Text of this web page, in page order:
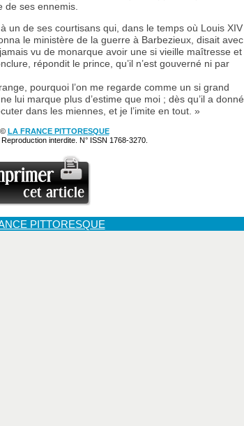
de ses ennemis.
un de ses courtisans qui, dans le temps où Louis XIV
le ministère de la guerre à Barbezieux, disait avec
vu de monarque avoir une si vieille maîtresse et
répondit le prince, qu’il n’est gouverné ni par
pourquoi l’on me regarde comme un si grand
lui marque plus d’estime que moi ; dès qu’il a donné
dans les miennes, et je l’imite en tout. »
© LA FRANCE PITTORESQUE
interdite. N° ISSN 1768-3270.
PITTORESQUE